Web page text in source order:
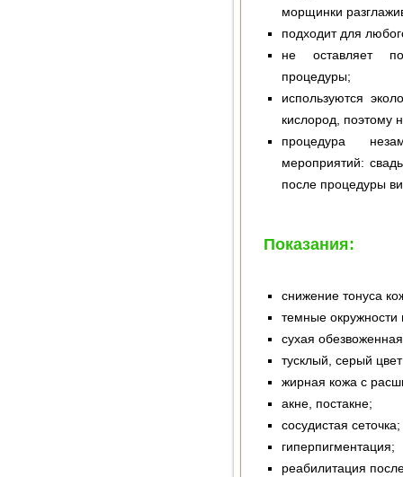
морщинки
подходит для
не оставляет
процедуры;
используются
кислород, поэтому
процедура
мероприятий:
после процедуры
Показания:
снижение тонуса
темные окружности
сухая
тусклый, серый
жирная кожа с
акне, постакне;
сосудистая сеточка;
гиперпигментация;
реабилитация